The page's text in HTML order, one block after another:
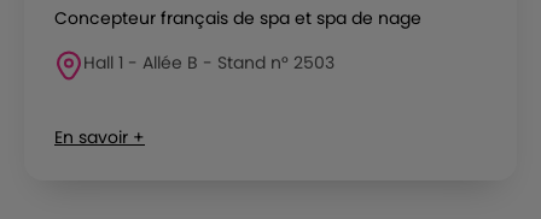
Concepteur français de spa et spa de nage
Hall 1 - Allée B - Stand n° 2503
En savoir +